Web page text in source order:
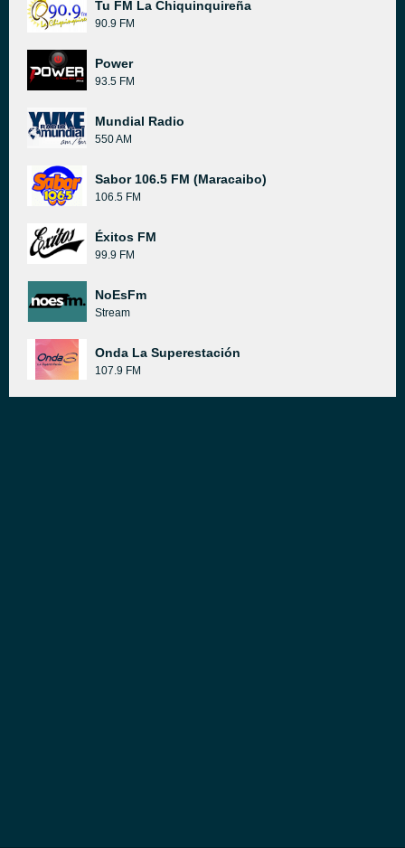
Tu FM La Chiquinquireña
90.9 FM
Power
93.5 FM
Mundial Radio
550 AM
Sabor 106.5 FM (Maracaibo)
106.5 FM
Éxitos FM
99.9 FM
NoEsFm
Stream
Onda La Superestación
107.9 FM